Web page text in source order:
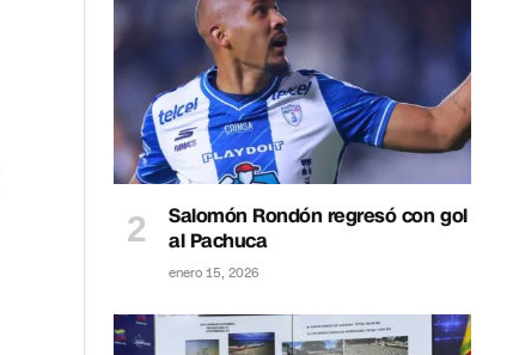
Salomón Rondón regresó con gol
al Pachuca
enero 15, 2026